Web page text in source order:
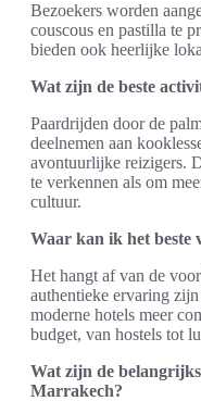
Bezoekers worden
couscous en pastilla te
bieden ook heerlijke
Wat zijn de beste
Paardrijden door de
deelnemen aan
avontuurlijke reizigers.
te verkennen als om
cultuur.
Waar kan ik het
Het hangt af van de
authentieke ervaring
moderne hotels meer
budget, van hostels tot
Wat zijn de
Marrakech?